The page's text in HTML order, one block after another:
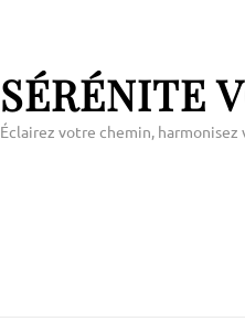
SÉRÉNITE
Éclairez votre chemin, harmonisez